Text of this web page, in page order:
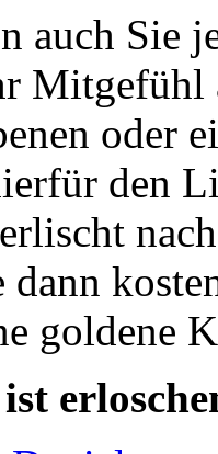
auch Sie
Mitgefühl
oder
den
dann
goldene